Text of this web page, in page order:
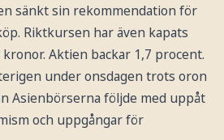
sänkt sin rekommendation för
Riktkursen har även kapats
Aktien backar 1,7 procent.
under onsdagen trots oron
Asienbörserna följde med uppåt
och uppgångar för